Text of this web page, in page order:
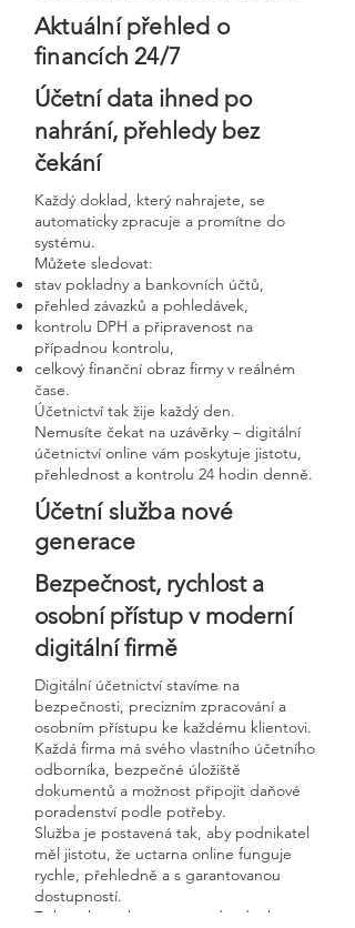
Aktuální přehled o
financích 24/7
Účetní data ihned po
nahrání, přehledy bez
čekání
Každý doklad, který nahrajete, se
automaticky zpracuje a promítne do
systému.
Můžete sledovat:
stav pokladny a bankovních účtů,
přehled závazků a pohledávek,
kontrolu DPH a připravenost na
případnou kontrolu,
celkový finanční obraz firmy v reálném
čase.
Účetnictví tak žije každý den.
Nemusíte čekat na uzávěrky – digitální
účetnictví online vám poskytuje jistotu,
přehlednost a kontrolu 24 hodin denně.
Účetní služba nové
generace
Bezpečnost, rychlost a
osobní přístup v moderní
digitální firmě
Digitální účetnictví stavíme na
bezpečnosti, precizním zpracování a
osobním přístupu ke každému klientovi.
Každá firma má svého vlastního účetního
odborníka, bezpečné úložiště
dokumentů a možnost připojit daňové
poradenství podle potřeby.
Služba je postavená tak, aby podnikatel
měl jistotu, že uctarna online funguje
rychle, přehledně a s garantovanou
dostupností.
Získáte kompletní servis od jednoho